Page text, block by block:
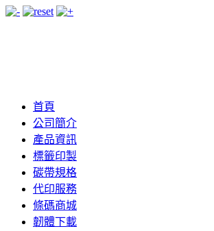
首頁
公司簡介
產品資訊
標籤印製
碳帶規格
代印服務
條碼商城
韌體下載